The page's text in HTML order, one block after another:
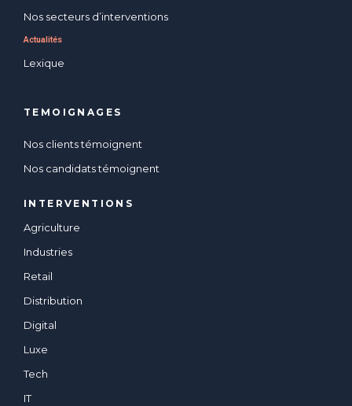
Nos secteurs d’interventions
Actualités
Lexique
TEMOIGNAGES
Nos clients témoignent
Nos candidats témoignent
INTERVENTIONS
Agriculture
Industries
Retail
Distribution
Digital
Luxe
Tech
IT